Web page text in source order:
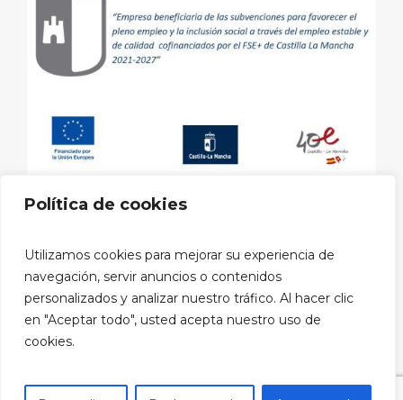
Política de cookies
Utilizamos cookies para mejorar su experiencia de
navegación, servir anuncios o contenidos
personalizados y analizar nuestro tráfico. Al hacer clic
en "Aceptar todo", usted acepta nuestro uso de
cookies.
Política privacidad RRSS
Copyright © 2026 Clínica Dental ARTIS Cuenca
Diseño web: